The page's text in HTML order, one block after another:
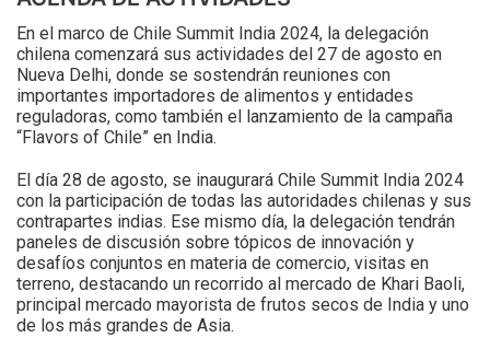
En el marco de Chile Summit India 2024, la delegación
chilena comenzará sus actividades del 27 de agosto en
Nueva Delhi, donde se sostendrán reuniones con
importantes importadores de alimentos y entidades
reguladoras, como también el lanzamiento de la campaña
“Flavors of Chile” en India.
El día 28 de agosto, se inaugurará Chile Summit India 2024
con la participación de todas las autoridades chilenas y sus
contrapartes indias. Ese mismo día, la delegación tendrán
paneles de discusión sobre tópicos de innovación y
desafíos conjuntos en materia de comercio, visitas en
terreno, destacando un recorrido al mercado de Khari Baoli,
principal mercado mayorista de frutos secos de India y uno
de los más grandes de Asia.